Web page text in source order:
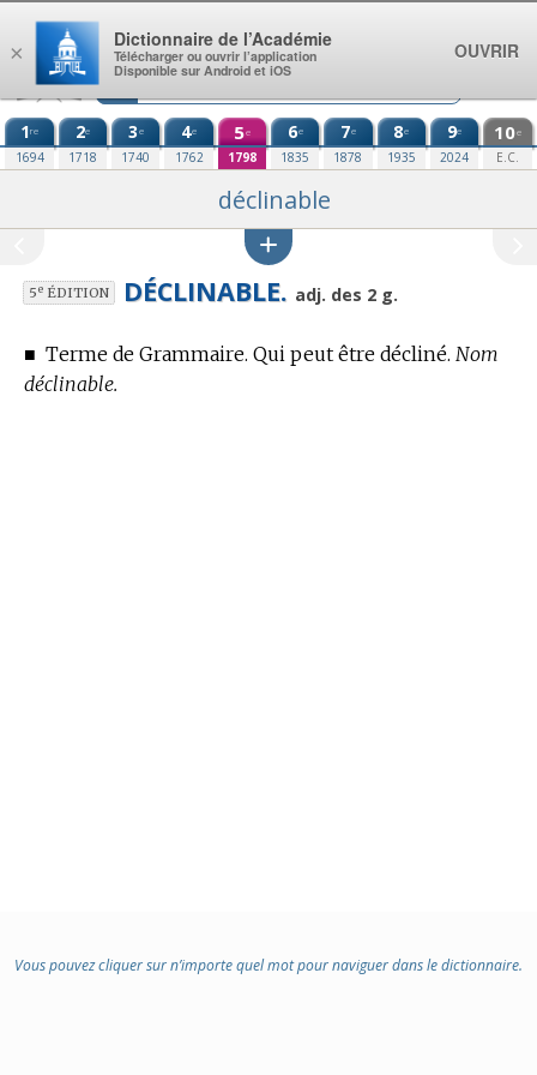
Aller au contenu
1re
1694
2e
1718
3e
1740
4e
1762
5e
1798
6e
1835
7e
1878
8e
1935
9e
2024
10e
E.C.
déclinable
5eÉDITION DÉCLINABLE. adj. des 2 g.
■ Terme de Grammaire. Qui peut être décliné. Nom
déclinable.
Vous pouvez cliquer sur n’importe quel mot pour naviguer dans le dictionnaire.
×
Dictionnaire de l’Académie
Télécharger ou ouvrir l’application
Disponible sur Android et iOS
OUVRIR